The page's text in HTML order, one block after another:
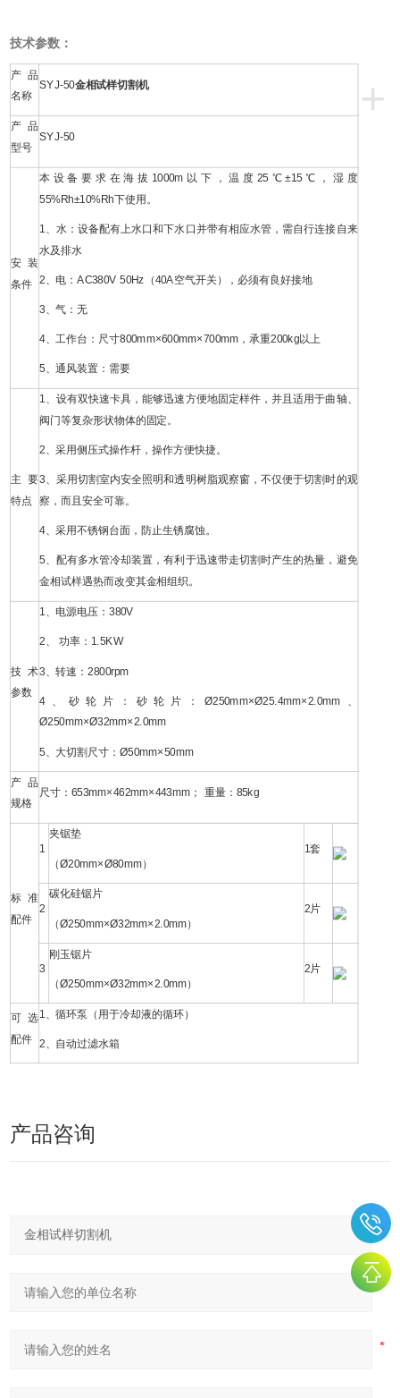
技术参数：
+
产品
名称
SYJ-50金相试样切割机
产品
型号
SYJ-50
安装
条件
本设备要求在海拔1000m以下，温度25℃±15℃，湿度
55%Rh±10%Rh下使用。
1、水：设备配有上水口和下水口并带有相应水管，需自行连接自来
水及排水
2、电：AC380V 50Hz（40A空气开关），必须有良好接地
3、气：无
4、工作台：尺寸800mm×600mm×700mm，承重200kg以上
5、通风装置：需要
主要
特点
1、设有双快速卡具，能够迅速方便地固定样件，并且适用于曲轴、
阀门等复杂形状物体的固定。
2、采用侧压式操作杆，操作方便快捷。
3、采用切割室内安全照明和透明树脂观察窗，不仅便于切割时的观
察，而且安全可靠。
4、采用不锈钢台面，防止生锈腐蚀。
5、配有多水管冷却装置，有利于迅速带走切割时产生的热量，避免
金相试样遇热而改变其金相组织。
技术
参数
1、电源电压：380V
2、 功率：1.5KW
3、转速：2800rpm
4、砂轮片：砂轮片：Ø250mm×Ø25.4mm×2.0mm、
Ø250mm×Ø32mm×2.0mm
5、大切割尺寸：Ø50mm×50mm
产品
规格
尺寸：653mm×462mm×443mm； 重量：85kg
标准
配件
1
夹锯垫
（Ø20mm×Ø80mm）
1套
2
碳化硅锯片
（Ø250mm×Ø32mm×2.0mm）
2片
3
刚玉锯片
（Ø250mm×Ø32mm×2.0mm）
2片
可选
配件
1、循环泵（用于冷却液的循环）
2、自动过滤水箱
产品咨询